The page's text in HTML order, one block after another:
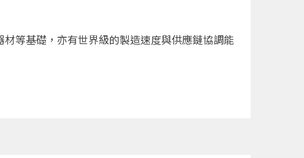
等基礎，亦有世界級的製造速度與供應鏈協調能